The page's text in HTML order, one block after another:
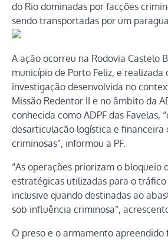
do Rio dominadas por facções
sendo transportadas por um
A ação ocorreu na Rodovia Castelo
município de Porto Feliz, e realizada
investigação desenvolvida no
Missão Redentor II e no âmbito da
conhecida como ADPF das Favelas,
desarticulação logística e financeira
criminosas”, informou a PF.
“As operações priorizam o bloqueio
estratégicas utilizadas para o tráfico
inclusive quando destinadas ao
sob influência criminosa”,
O preso e o armamento apreendido